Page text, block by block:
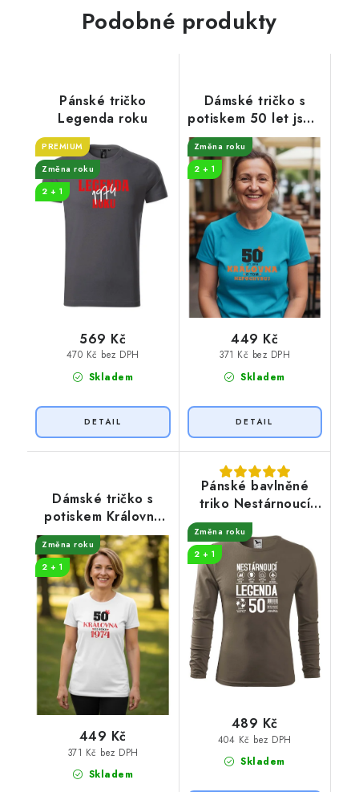
Podobné produkty
Pánské tričko
Legenda roku
PREMIUM
Změna roku
2 + 1
Skladem
470 Kč bez DPH
569 Kč
Dámské tričko s
potiskem 50 let jsem
královna
Změna roku
2 + 1
Skladem
371 Kč bez DPH
449 Kč
Dámské tričko s
potiskem Královna
od roku
Změna roku
2 + 1
Skladem
371 Kč bez DPH
449 Kč
Pánské bavlněné
triko Nestárnoucí
legenda 50 let
Změna roku
2 + 1
Skladem
404 Kč bez DPH
489 Kč